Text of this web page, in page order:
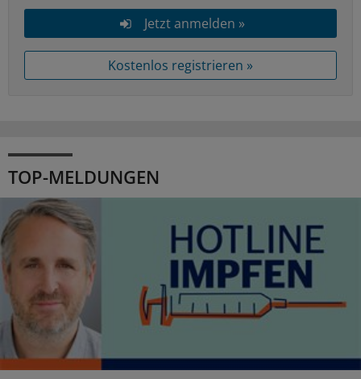
Jetzt anmelden »
Kostenlos registrieren »
TOP-MELDUNGEN